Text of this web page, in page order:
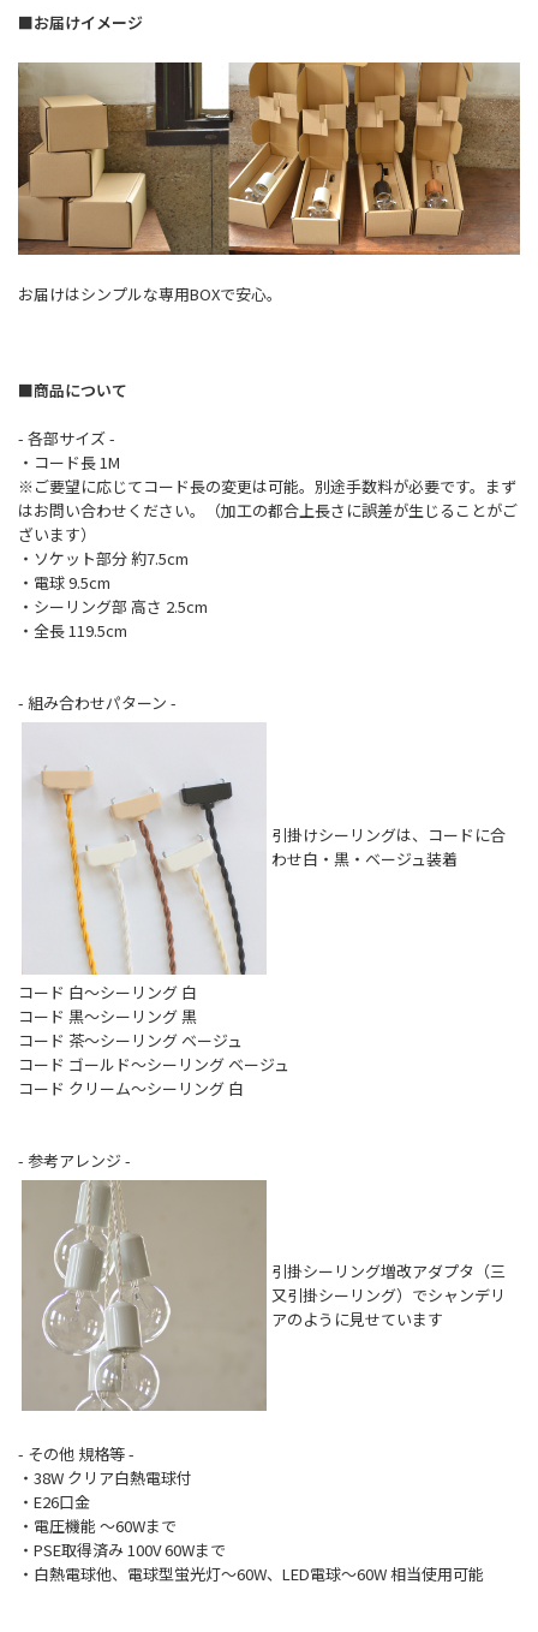
■お届けイメージ
お届けはシンプルな専用BOXで安心。
■商品について
- 各部サイズ -
・コード長 1M
※ご要望に応じてコード長の変更は可能。別途手数料が必要です。まず
はお問い合わせください。（加工の都合上長さに誤差が生じることがご
ざいます）
・ソケット部分 約7.5cm
・電球 9.5cm
・シーリング部 高さ 2.5cm
・全長 119.5cm
- 組み合わせパターン -
引掛けシーリングは、コードに合
わせ白・黒・ベージュ装着
コード 白～シーリング 白
コード 黒～シーリング 黒
コード 茶～シーリング ベージュ
コード ゴールド～シーリング ベージュ
コード クリーム～シーリング 白
- 参考アレンジ -
引掛シーリング増改アダプタ（三
又引掛シーリング）でシャンデリ
アのように見せています
- その他 規格等 -
・38W クリア白熱電球付
・E26口金
・電圧機能 ～60Wまで
・PSE取得済み 100V 60Wまで
・白熱電球他、電球型蛍光灯～60W、LED電球～60W 相当使用可能